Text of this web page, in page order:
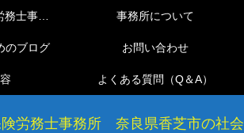
険労務士事務所 奈良県香芝市の社会
戸塚淳二社会保険労務士事務所 事務所について
のブログ お問い合わせ
よくある質問（Q＆A）